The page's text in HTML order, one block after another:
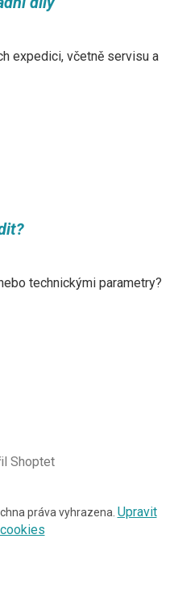
expedici, včetně servisu a
technickými parametry?
Shoptet
práva vyhrazena. Upravit